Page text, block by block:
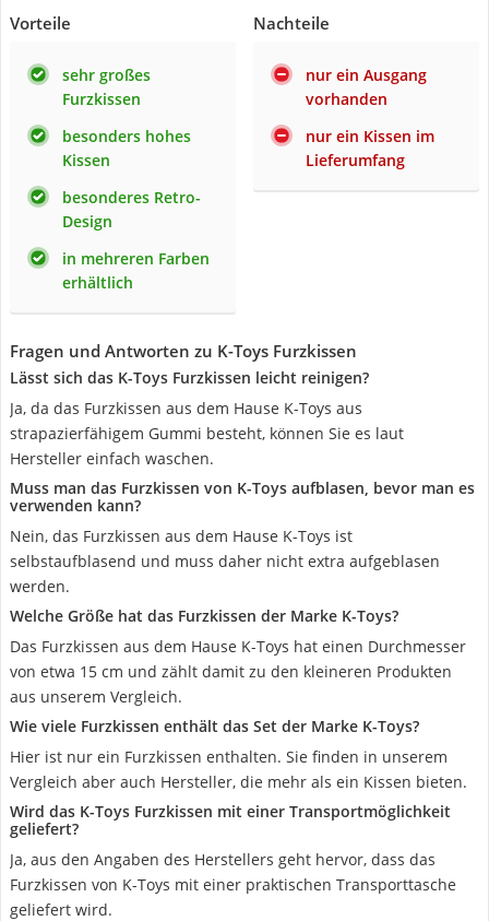
Vorteile
sehr großes
Furzkissen
besonders hohes
Kissen
besonderes Retro-
Design
in mehreren Farben
erhältlich
Nachteile
nur ein Ausgang
vorhanden
nur ein Kissen im
Lieferumfang
Fragen und Antworten zu K-Toys Furzkissen
Lässt sich das K-Toys Furzkissen leicht reinigen?
Ja, da das Furzkissen aus dem Hause K-Toys aus
strapazierfähigem Gummi besteht, können Sie es laut
Hersteller einfach waschen.
Muss man das Furzkissen von K-Toys aufblasen, bevor man es
verwenden kann?
Nein, das Furzkissen aus dem Hause K-Toys ist
selbstaufblasend und muss daher nicht extra aufgeblasen
werden.
Welche Größe hat das Furzkissen der Marke K-Toys?
Das Furzkissen aus dem Hause K-Toys hat einen Durchmesser
von etwa 15 cm und zählt damit zu den kleineren Produkten
aus unserem Vergleich.
Wie viele Furzkissen enthält das Set der Marke K-Toys?
Hier ist nur ein Furzkissen enthalten. Sie finden in unserem
Vergleich aber auch Hersteller, die mehr als ein Kissen bieten.
Wird das K-Toys Furzkissen mit einer Transportmöglichkeit
geliefert?
Ja, aus den Angaben des Herstellers geht hervor, dass das
Furzkissen von K-Toys mit einer praktischen Transporttasche
geliefert wird.